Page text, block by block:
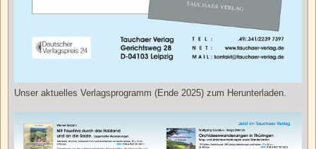
Unser aktuelles Verlagsprogramm (Ende 2025) zum Herunterladen.